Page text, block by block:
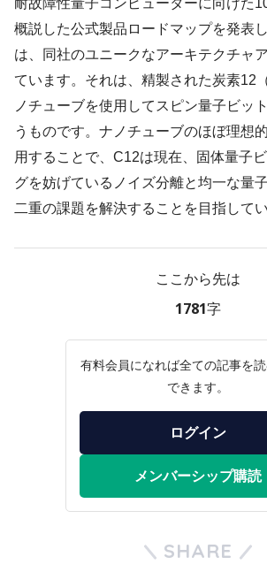
耐故障性量子コンピューターに向けた
概説した公式製品ロードマップを発表
は、同社のユニークなアーキテクチャ
ています。それは、精製された炭素12
ノチューブを使用してスピン量子ビッ
うものです。ナノチューブのほぼ理想
用することで、C12は現在、固体量子
グを妨げているノイズ分離と均一な量
二重の課題を解決することを目指してい
ここから先は
1781字
有料会員になれば全ての記事を
できます。
ログイン
メンバーシップ購読
SHARE